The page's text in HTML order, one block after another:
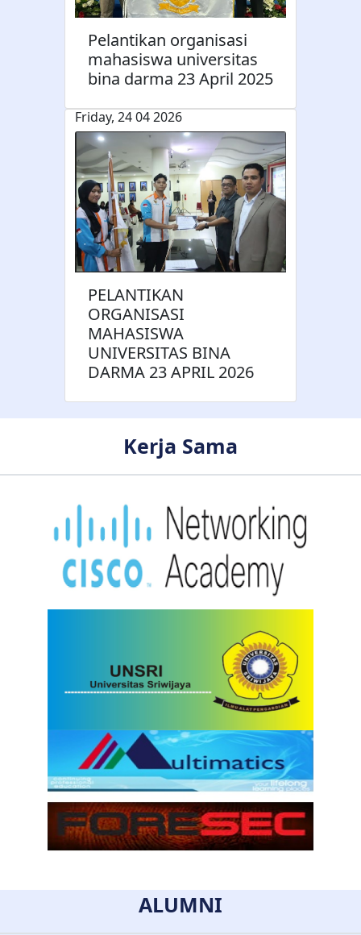
Pelantikan organisasi
mahasiswa universitas
bina darma 23 April 2025
Friday, 24 04 2026
PELANTIKAN
ORGANISASI
MAHASISWA
UNIVERSITAS BINA
DARMA 23 APRIL 2026
Kerja Sama
ALUMNI